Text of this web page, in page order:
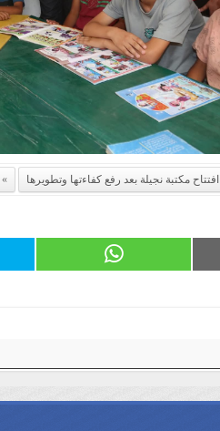
افتتاح مكتبة نجيلة بعد رفع كفاءتها وتطويرها